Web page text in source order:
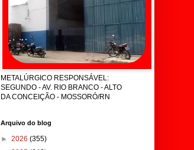
METALÚRGICO RESPONSÁVEL:
SEGUNDO - AV. RIO BRANCO - ALTO
DA CONCEIÇÃO - MOSSORÓ/RN
Arquivo do blog
► 2026 (355)